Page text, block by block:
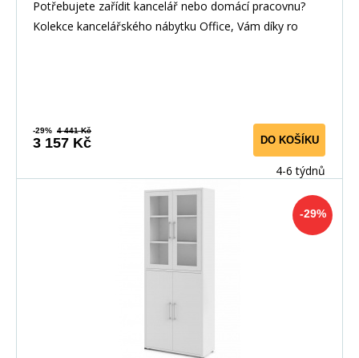
Potřebujete zařídit kancelář nebo domácí pracovnu?
Kolekce kancelářského nábytku Office, Vám díky ro
-29% 4 441 Kč
3 157 Kč DO KOŠÍKU
4-6 týdnů
-29%